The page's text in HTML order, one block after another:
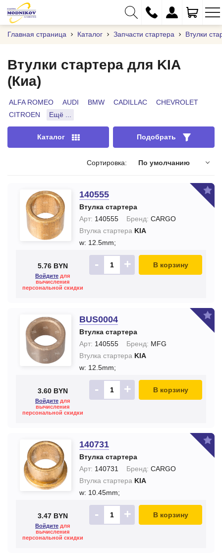
+375 (17) 373-97-09
info@modnikov.com
Главная страница Каталог Запчасти стартера Втулки
Втулки стартера для KIA
(Киа)
ALFA ROMEO AUDI BMW CADILLAC
CHEVROLET
CITROEN
Ещё ...
Каталог Подобрать
Сортировка: По умолчанию
140555
Втулка стартера
Арт: 140555 Бренд: CARGO
Втулка стартера KIA
w: 12.5mm;
5.76 BYN
Войдите для
вычисления
персональной скидки
- + В корзину
BUS0004
Втулка стартера
Арт: 140555 Бренд: MFG
Втулка стартера KIA
w: 12.5mm;
3.60 BYN
Войдите для
вычисления
персональной скидки
- + В корзину
140731
Втулка стартера
Арт: 140731 Бренд: CARGO
Втулка стартера KIA
w: 10.45mm;
3.47 BYN
Войдите для
вычисления
персональной скидки
- + В корзину